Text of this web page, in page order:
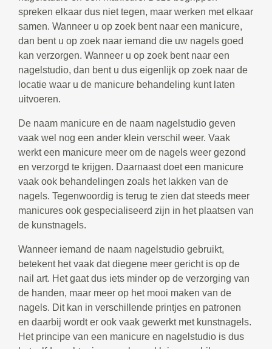
spreken elkaar dus niet tegen, maar werken met elkaar
samen. Wanneer u op zoek bent naar een manicure,
dan bent u op zoek naar iemand die uw nagels goed
kan verzorgen. Wanneer u op zoek bent naar een
nagelstudio, dan bent u dus eigenlijk op zoek naar de
locatie waar u de manicure behandeling kunt laten
uitvoeren.
De naam manicure en de naam nagelstudio geven
vaak wel nog een ander klein verschil weer. Vaak
werkt een manicure meer om de nagels weer gezond
en verzorgd te krijgen. Daarnaast doet een manicure
vaak ook behandelingen zoals het lakken van de
nagels. Tegenwoordig is terug te zien dat steeds meer
manicures ook gespecialiseerd zijn in het plaatsen van
de kunstnagels.
Wanneer iemand de naam nagelstudio gebruikt,
betekent het vaak dat diegene meer gericht is op de
nail art. Het gaat dus iets minder op de verzorging van
de handen, maar meer op het mooi maken van de
nagels. Dit kan in verschillende printjes en patronen
en daarbij wordt er ook vaak gewerkt met kunstnagels.
Het principe van een manicure en nagelstudio is dus